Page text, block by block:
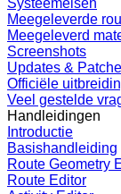
Systeemeisen
Meegeleverde
Meegeleverd
Screenshots
Updates &
Officiële
Veel gestelde
Handleidingen
Introductie
Basishandleiding
Route Geometry
Route Editor